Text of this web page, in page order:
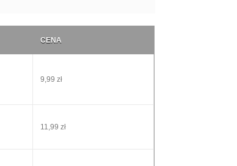
CENA
9,99 zł
11,99 zł